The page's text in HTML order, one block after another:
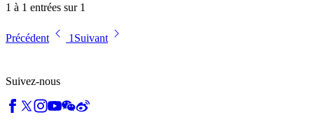
1 à 1 entrées sur 1
Précédent 1 Suivant
Suivez-nous